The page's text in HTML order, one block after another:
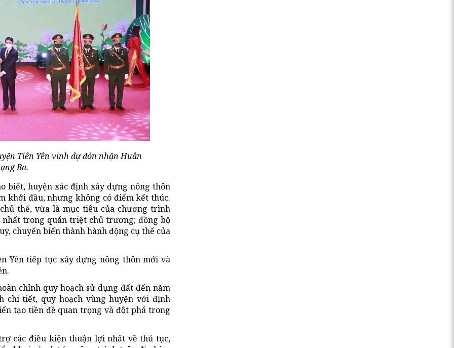
Tiên Yên vinh dự đón nhận Huân
Ba.
biết, huyện xác định xây dựng nông thôn
khởi đầu, nhưng không có điểm kết thúc.
thể, vừa là mục tiêu của chương trình
trong quán triệt chủ trương; đồng bộ
chuyển biến thành hành động cụ thể của
Yên tiếp tục xây dựng nông thôn mới và
chỉnh quy hoạch sử dụng đất đến năm
chi tiết, quy hoạch vùng huyện với định
tạo tiền đề quan trọng và đột phá trong
các điều kiện thuận lợi nhất về thủ tục,